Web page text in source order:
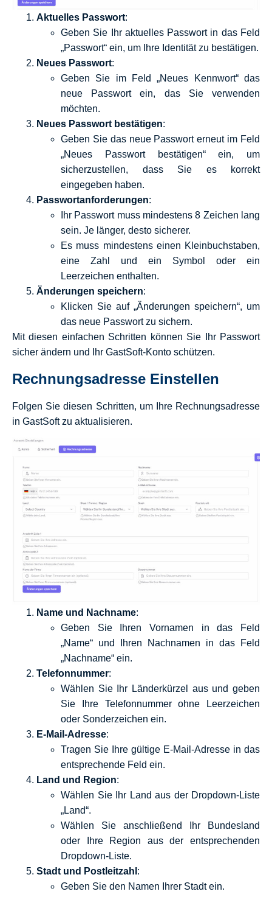
Aktuelles Passwort:
Geben Sie Ihr aktuelles Passwort in das Feld
„Passwort“ ein, um Ihre Identität zu bestätigen.
Neues Passwort:
Geben Sie im Feld „Neues Kennwort“ das
neue Passwort ein, das Sie verwenden
möchten.
Neues Passwort bestätigen:
Geben Sie das neue Passwort erneut im Feld
„Neues Passwort bestätigen“ ein, um
sicherzustellen, dass Sie es korrekt
eingegeben haben.
Passwortanforderungen:
Ihr Passwort muss mindestens 8 Zeichen lang
sein. Je länger, desto sicherer.
Es muss mindestens einen Kleinbuchstaben,
eine Zahl und ein Symbol oder ein
Leerzeichen enthalten.
Änderungen speichern:
Klicken Sie auf „Änderungen speichern“, um
das neue Passwort zu sichern.
Mit diesen einfachen Schritten können Sie Ihr Passwort
sicher ändern und Ihr GastSoft-Konto schützen.
Rechnungsadresse Einstellen
Folgen Sie diesen Schritten, um Ihre Rechnungsadresse
in GastSoft zu aktualisieren.
Name und Nachname:
Geben Sie Ihren Vornamen in das Feld
„Name“ und Ihren Nachnamen in das Feld
„Nachname“ ein.
Telefonnummer:
Wählen Sie Ihr Länderkürzel aus und geben
Sie Ihre Telefonnummer ohne Leerzeichen
oder Sonderzeichen ein.
E-Mail-Adresse:
Tragen Sie Ihre gültige E-Mail-Adresse in das
entsprechende Feld ein.
Land und Region:
Wählen Sie Ihr Land aus der Dropdown-Liste
„Land“.
Wählen Sie anschließend Ihr Bundesland
oder Ihre Region aus der entsprechenden
Dropdown-Liste.
Stadt und Postleitzahl :
Geben Sie den Namen Ihrer Stadt ein.